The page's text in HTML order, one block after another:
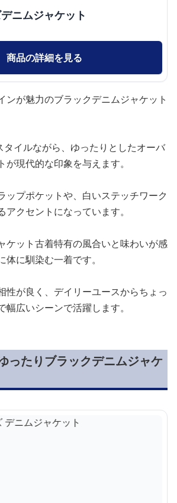
ニムジャケット
商品の詳細を見る
ンが魅力のブラックデニムジャケット
タイルながら、ゆったりとしたオーバ
が現代的な印象を与えます。
ップポケットや、白いステッチワーク
アクセントになっています。
ケット古着特有の風合いと味わいが感
体に馴染む一着です。
性が良く、デイリーユースからちょっ
幅広いシーンで活躍します。
ったりブラックデニムジャケ